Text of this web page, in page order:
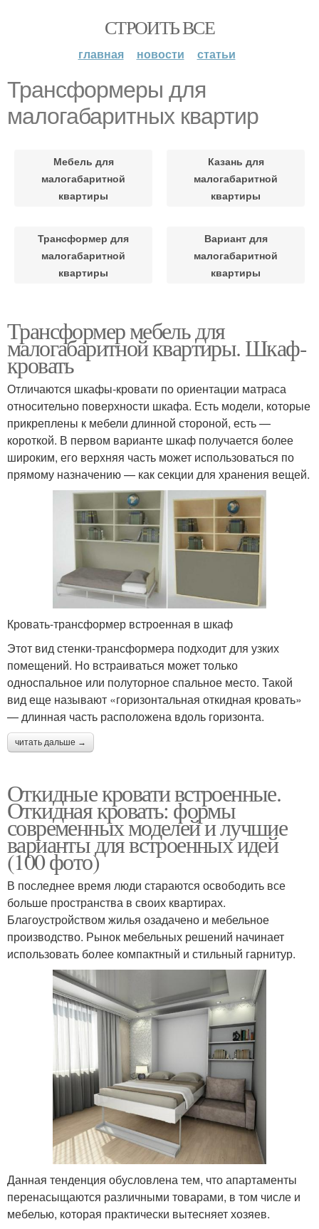
СТРОИТЬ ВСЕ
главная новости статьи
Трансформеры для
малогабаритных квартир
Мебель для
малогабаритной
квартиры
Казань для
малогабаритной
квартиры
Трансформер для
малогабаритной
квартиры
Вариант для
малогабаритной
квартиры
Трансформер мебель для
малогабаритной квартиры. Шкаф-
кровать
Отличаются шкафы-кровати по ориентации матраса
относительно поверхности шкафа. Есть модели, которые
прикреплены к мебели длинной стороной, есть —
короткой. В первом варианте шкаф получается более
широким, его верхняя часть может использоваться по
прямому назначению — как секции для хранения вещей.
Кровать-трансформер встроенная в шкаф
Этот вид стенки-трансформера подходит для узких
помещений. Но встраиваться может только
односпальное или полуторное спальное место. Такой
вид еще называют «горизонтальная откидная кровать»
— длинная часть расположена вдоль горизонта.
читать дальше →
Откидные кровати встроенные.
Откидная кровать: формы
современных моделей и лучшие
варианты для встроенных идей
(100 фото)
В последнее время люди стараются освободить все
больше пространства в своих квартирах.
Благоустройством жилья озадачено и мебельное
производство. Рынок мебельных решений начинает
использовать более компактный и стильный гарнитур.
Данная тенденция обусловлена тем, что апартаменты
перенасыщаются различными товарами, в том числе и
мебелью, которая практически вытесняет хозяев.